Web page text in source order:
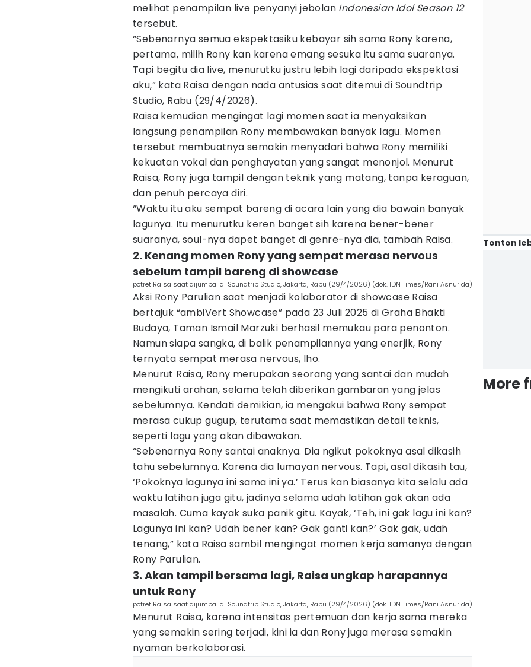
melihat penampilan live penyanyi jebolan Indonesian Idol Season 12
tersebut.
“Sebenarnya semua ekspektasiku kebayar sih sama Rony karena,
pertama, milih Rony kan karena emang sesuka itu sama suaranya.
Tapi begitu dia live, menurutku justru lebih lagi daripada ekspektasi
aku,” kata Raisa dengan nada antusias saat ditemui di Soundtrip
Studio, Rabu (29/4/2026).
Raisa kemudian mengingat lagi momen saat ia menyaksikan
langsung penampilan Rony membawakan banyak lagu. Momen
tersebut membuatnya semakin menyadari bahwa Rony memiliki
kekuatan vokal dan penghayatan yang sangat menonjol. Menurut
Raisa, Rony juga tampil dengan teknik yang matang, tanpa keraguan,
dan penuh percaya diri.
“Waktu itu aku sempat bareng di acara lain yang dia bawain banyak
lagunya. Itu menurutku keren banget sih karena bener-bener
suaranya, soul-nya dapet banget di genre-nya dia, tambah Raisa.
2. Kenang momen Rony yang sempat merasa nervous
sebelum tampil bareng di showcase
potret Raisa saat dijumpai di Soundtrip Studio, Jakarta, Rabu (29/4/2026) (dok. IDN Times/Rani Asnurida)
Aksi Rony Parulian saat menjadi kolaborator di showcase Raisa
bertajuk “ambiVert Showcase” pada 23 Juli 2025 di Graha Bhakti
Budaya, Taman Ismail Marzuki berhasil memukau para penonton.
Namun siapa sangka, di balik penampilannya yang enerjik, Rony
ternyata sempat merasa nervous, lho.
Menurut Raisa, Rony merupakan seorang yang santai dan mudah
mengikuti arahan, selama telah diberikan gambaran yang jelas
sebelumnya. Kendati demikian, ia mengakui bahwa Rony sempat
merasa cukup gugup, terutama saat memastikan detail teknis,
seperti lagu yang akan dibawakan.
“Sebenarnya Rony santai anaknya. Dia ngikut pokoknya asal dikasih
tahu sebelumnya. Karena dia lumayan nervous. Tapi, asal dikasih tau,
‘Pokoknya lagunya ini sama ini ya.’ Terus kan biasanya kita selalu ada
waktu latihan juga gitu, jadinya selama udah latihan gak akan ada
masalah. Cuma kayak suka panik gitu. Kayak, ‘Teh, ini gak lagu ini kan?
Lagunya ini kan? Udah bener kan? Gak ganti kan?’ Gak gak, udah
tenang,” kata Raisa sambil mengingat momen kerja samanya dengan
Rony Parulian.
3. Akan tampil bersama lagi, Raisa ungkap harapannya
untuk Rony
potret Raisa saat dijumpai di Soundtrip Studio, Jakarta, Rabu (29/4/2026) (dok. IDN Times/Rani Asnurida)
Menurut Raisa, karena intensitas pertemuan dan kerja sama mereka
yang semakin sering terjadi, kini ia dan Rony juga merasa semakin
nyaman berkolaborasi.
Tonton
More